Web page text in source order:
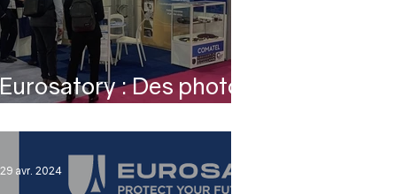
Eurosatory : Des photos
29 avr. 2024